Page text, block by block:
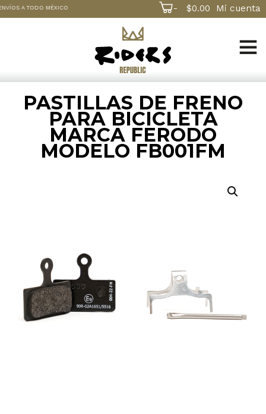
- $0.00 Mi cuenta
A TODO MÉXICO
PASTILLAS DE FRENO
PARA BICICLETA
MARCA FERODO
MODELO FB001FM